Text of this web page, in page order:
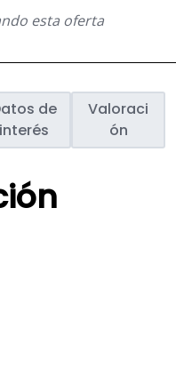
esta oferta
de
interés
Valoraci
ón